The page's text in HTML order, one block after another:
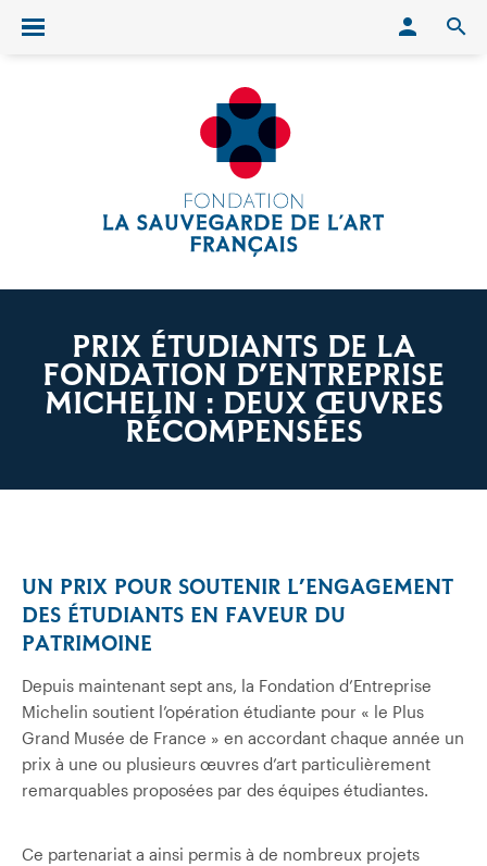
Ouvrir/fermer le menu
PRIX ÉTUDIANTS DE LA
FONDATION D’ENTREPRISE
MICHELIN : DEUX ŒUVRES
RÉCOMPENSÉES
UN PRIX POUR SOUTENIR L’ENGAGEMENT
DES ÉTUDIANTS EN FAVEUR DU
PATRIMOINE
Depuis maintenant sept ans, la Fondation d’Entreprise
Michelin soutient l’opération étudiante pour « le Plus
Grand Musée de France » en accordant chaque année un
prix à une ou plusieurs œuvres d’art particulièrement
remarquables proposées par des équipes étudiantes.
Ce partenariat a ainsi permis à de nombreux projets